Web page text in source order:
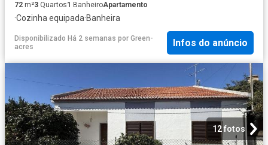
72 m²3 Quartos1 BanheiroApartamento
·Cozinha equipada·Banheira
Disponibilizado Há 2 semanas por Green-
acres
Infos do anúncio
12 fotos